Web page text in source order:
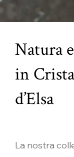
Natura
in
d’Elsa​
La nostra